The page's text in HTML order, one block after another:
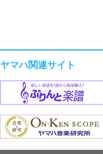
ヤマハ関連サイト